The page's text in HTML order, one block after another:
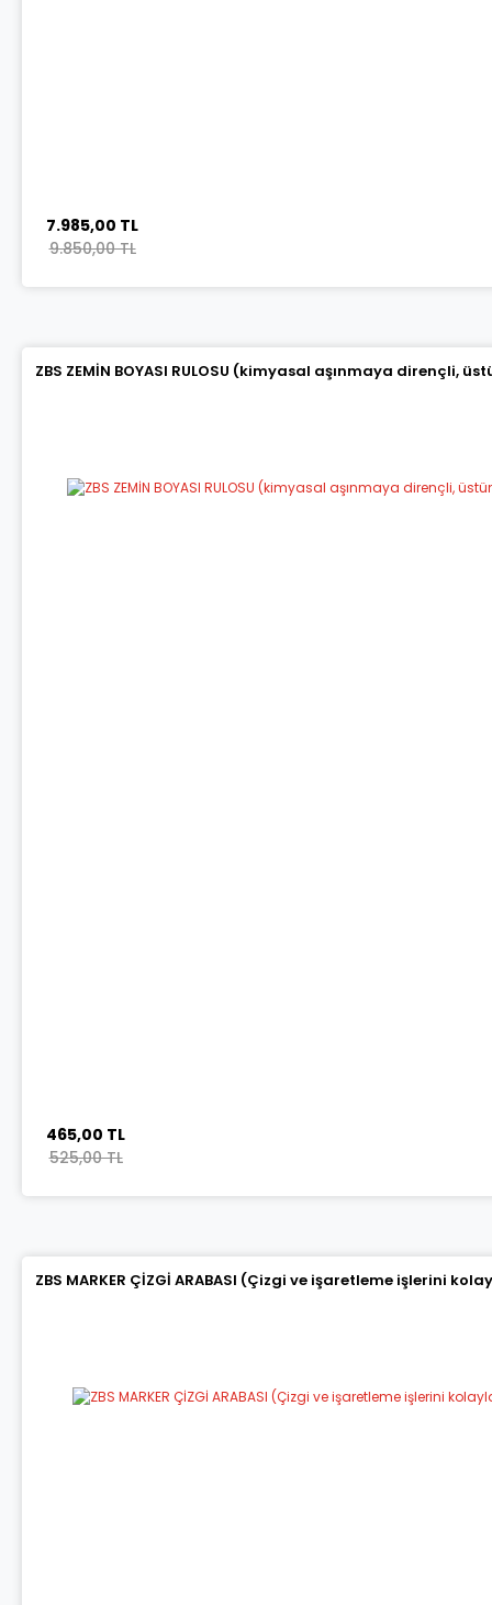
7.985,00 TL
9.850,00 TL
ZBS ZEMİN BOYASI RULOSU (kimyasal aşınmaya dirençli,
465,00 TL
525,00 TL
ZBS MARKER ÇİZGİ ARABASI (Çizgi ve işaretleme işlerini